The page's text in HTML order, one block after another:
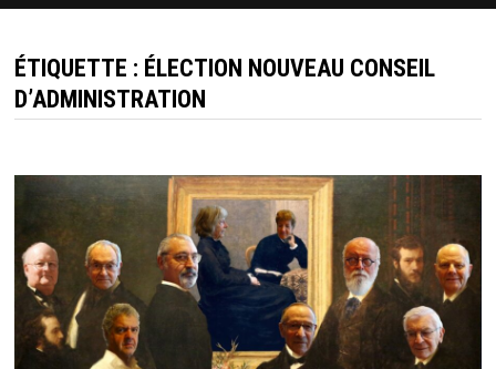
ÉTIQUETTE : ÉLECTION NOUVEAU CONSEIL
D’ADMINISTRATION